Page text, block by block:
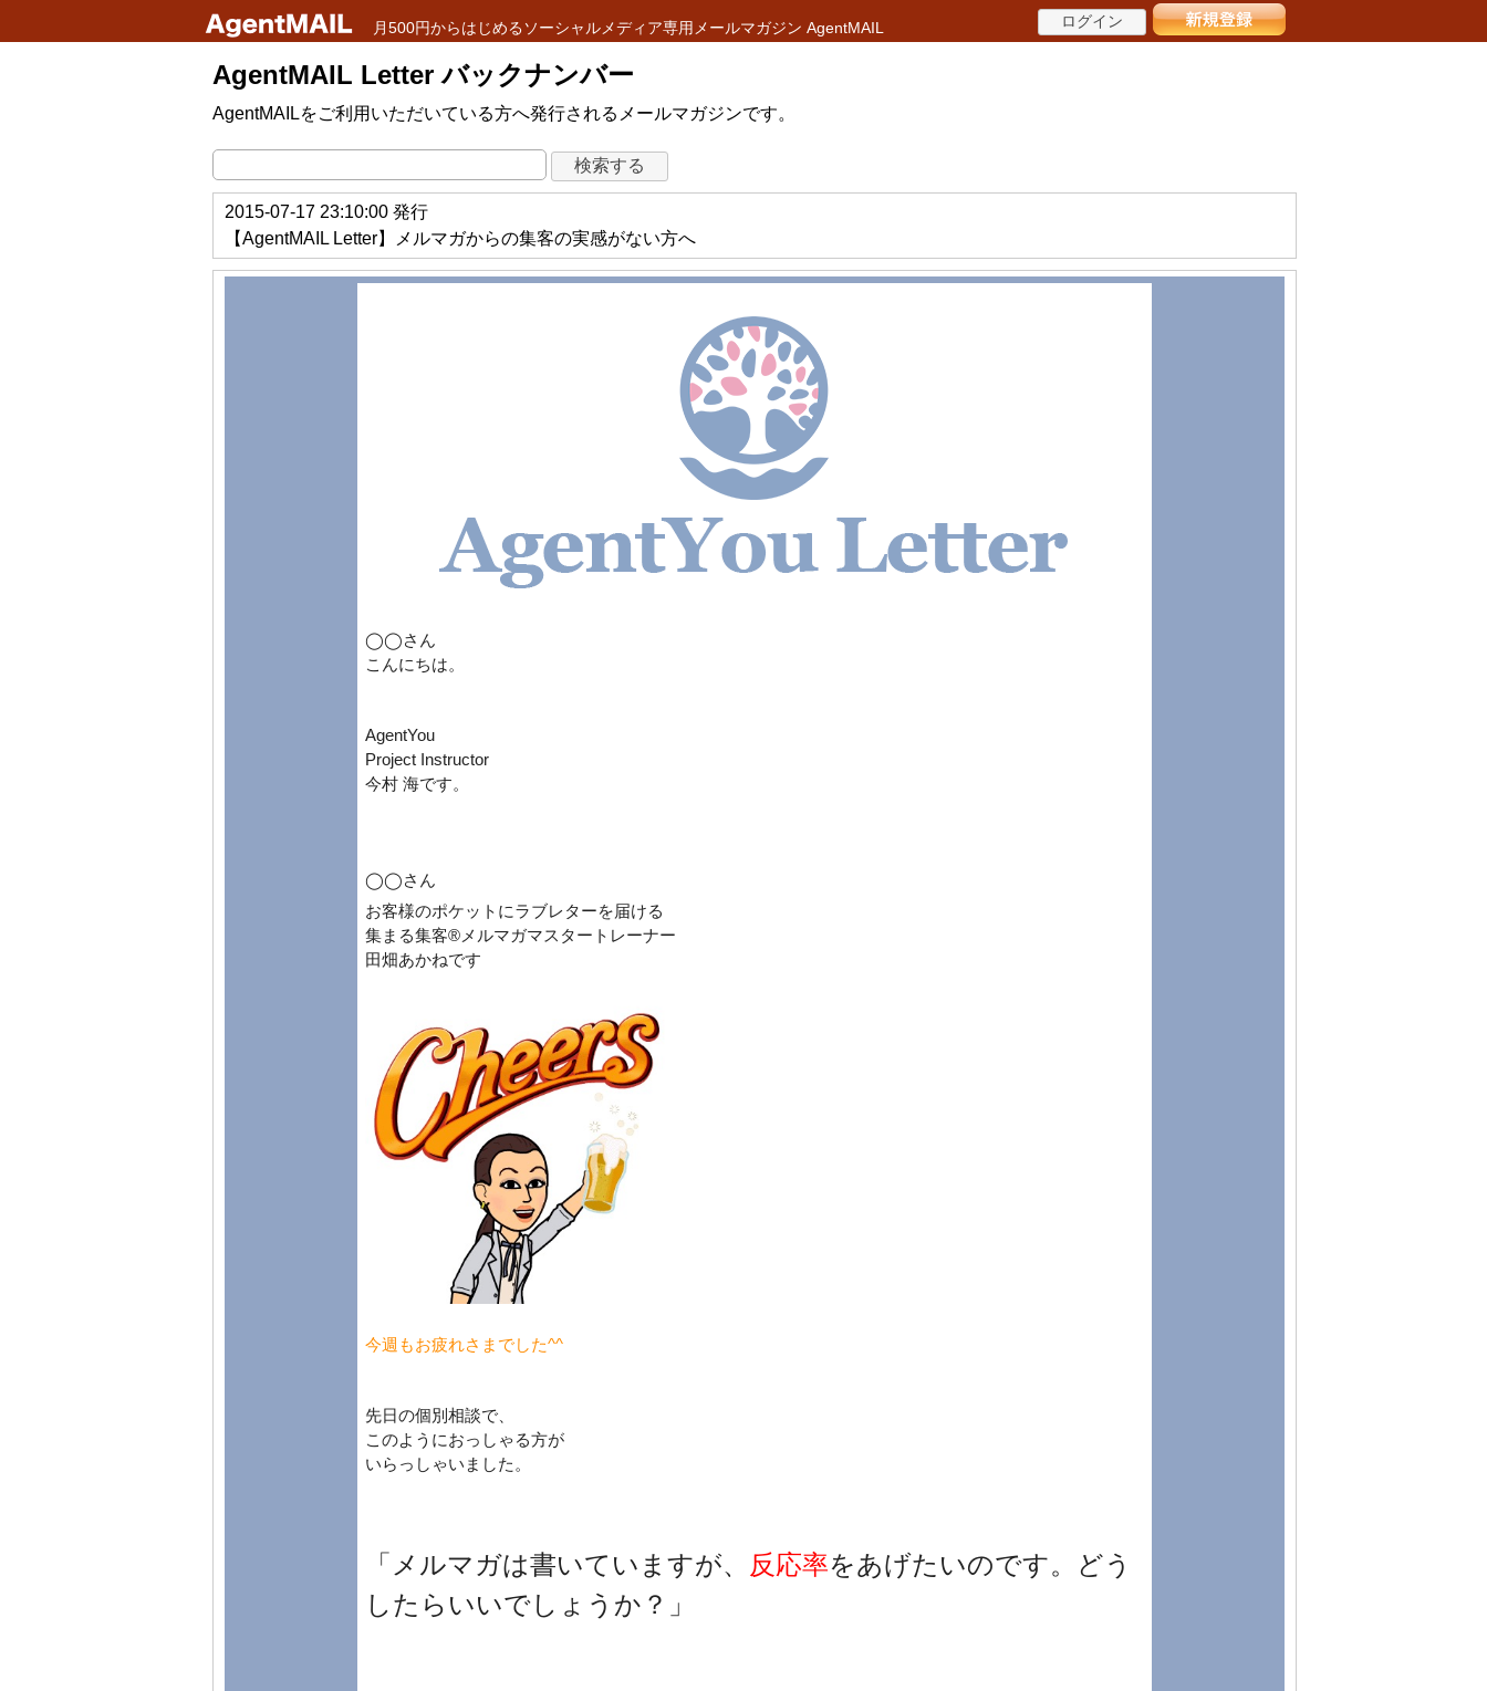
月500円からはじめるソーシャルメディア専用メールマガジン AgentMAIL
AgentMAIL Letter バックナンバー
AgentMAILをご利用いただいている方へ発行されるメールマガジンです。
2015-07-17 23:10:00 発行
【AgentMAIL Letter】メルマガからの集客の実感がない方へ
◯◯さん
こんにちは。
AgentYou
Project Instructor
今村 海です。
◯◯さん
お客様のポケットにラブレターを届ける
集まる集客®メルマガマスタートレーナー
田畑あかねです
今週もお疲れさまでした^^
先日の個別相談で、
このようにおっしゃる方が
いらっしゃいました。
「メルマガは書いていますが、 反応率をあげたいのです。どう
したらいいでしょうか？」